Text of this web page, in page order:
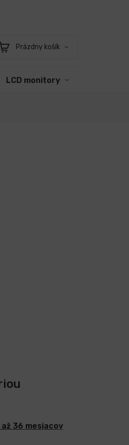
Nákupný
Prázdny košík
LCD monitory
36 mesiacov